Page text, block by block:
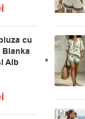
cu
Alb